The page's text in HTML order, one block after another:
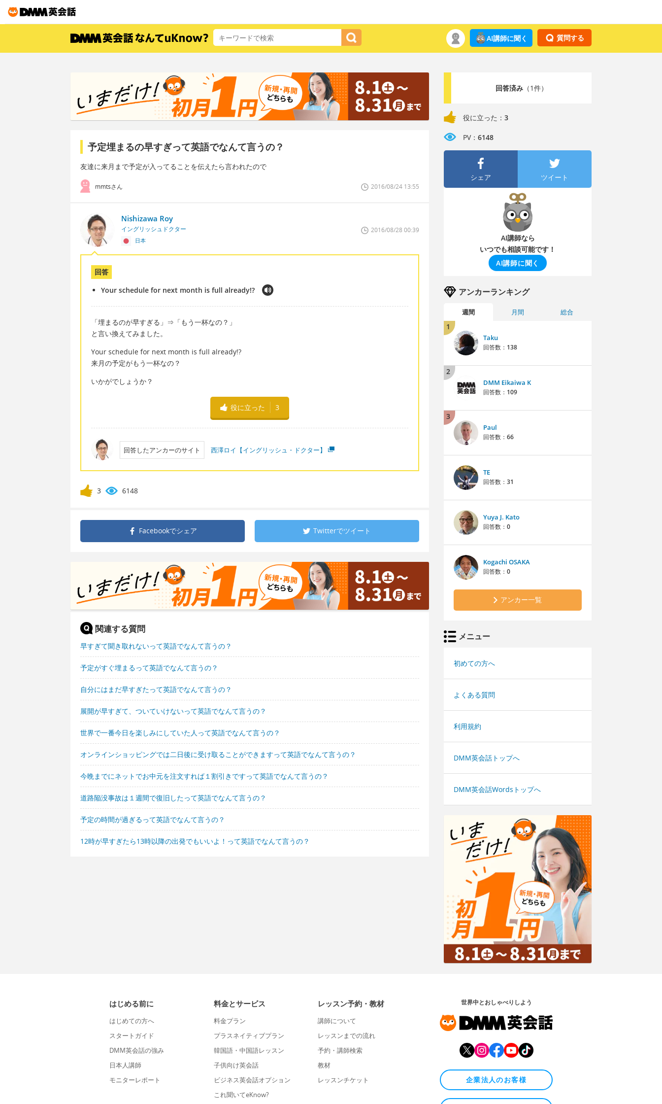
質問する
AI講師に聞く
予定埋まるの早すぎって英語でなんて言うの？
友達に来月まで予定が入ってることを伝えたら言われたので
mmtsさん 2016/08/24 13:55
Nishizawa Roy
イングリッシュドクター
日本
2016/08/28 00:39
回答
Your schedule for next month is full already!?
「埋まるのが早すぎる」⇒「もう一杯なの？」
と言い換えてみました。
Your schedule for next month is full already!?
来月の予定がもう一杯なの？
いかがでしょうか？
役に立った 3
回答したアンカーのサイト 西澤ロイ【イングリッシュ・ドクター】
3 6148
Facebookでシェア Twitterでツイート
関連する質問
早すぎて聞き取れないって英語でなんて言うの？
予定がすぐ埋まるって英語でなんて言うの？
自分にはまだ早すぎたって英語でなんて言うの？
展開が早すぎて、ついていけないって英語でなんて言うの？
世界で一番今日を楽しみにしていた人って英語でなんて言うの？
オンラインショッピングでは二日後に受け取ることができますって英語でなんて言うの？
今晩までにネットでお中元を注文すれば１割引きですって英語でなんて言うの？
道路陥没事故は１週間で復旧したって英語でなんて言うの？
予定の時間が過ぎるって英語でなんて言うの？
12時が早すぎたら13時以降の出発でもいいよ！って英語でなんて言うの？
回答済み（1件）
役に立った： 3
PV： 6148
シェア ツイート
AI講師なら
いつでも相談可能です！
AI講師に聞く
アンカーランキング
週間 月間 総合
1
Taku
回答数： 138
2
DMM Eikaiwa K
回答数： 109
3
Paul
回答数： 66
TE
回答数： 31
Yuya J. Kato
回答数： 0
Kogachi OSAKA
回答数： 0
アンカー一覧
メニュー
初めての方へ
よくある質問
利用規約
DMM英会話トップへ
DMM英会話Wordsトップへ
はじめる前に
はじめての方へ
スタートガイド
DMM英会話の強み
日本人講師
モニターレポート
料金とサービス
料金プラン
プラスネイティブプラン
韓国語・中国語レッスン
子供向け英会話
ビジネス英会話オプション
これ聞いてeKnow?
レッスン予約・教材
講師について
レッスンまでの流れ
予約・講師検索
教材
レッスンチケット
世界中とおしゃべりしよう
企業法人のお客様